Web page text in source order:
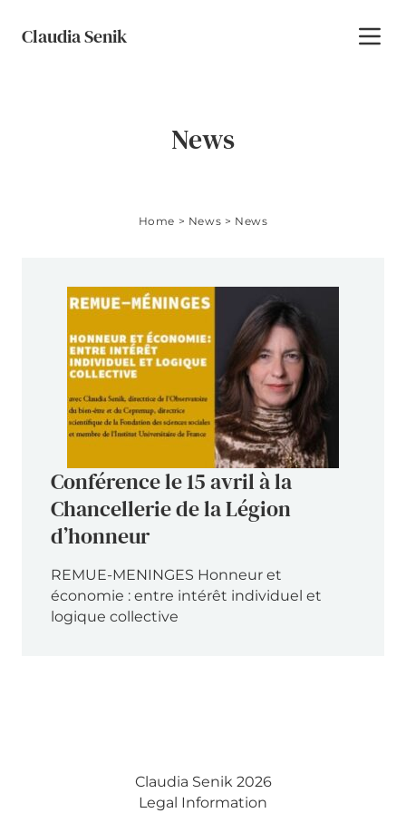
Claudia Senik
News
News
Home > News > News
Conférence le 15 avril à la
Chancellerie de la Légion
d’honneur
REMUE-MENINGES Honneur et
économie : entre intérêt individuel et
logique collective
Claudia Senik 2026
Legal Information